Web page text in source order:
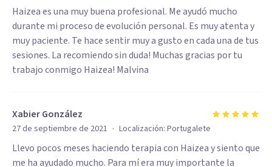
Haizea es una muy buena profesional. Me ayudó mucho
durante mi proceso de evolución personal. Es muy atenta y
muy paciente. Te hace sentir muy a gusto en cada una de tus
sesiones. La recomiendo sin duda! Muchas gracias por tu
trabajo conmigo Haizea! Malvina
Xabier González
27 de septiembre de 2021 · Localización: Portugalete
Llevo pocos meses haciendo terapia con Haizea y siento que
me ha ayudado mucho. Para mí era muy importante la